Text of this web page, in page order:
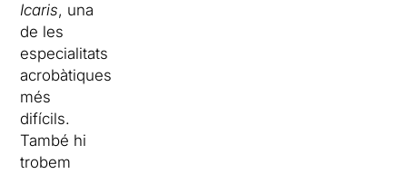
Icaris, una
de les
especialitats
acrobàtiques
més
difícils.
També hi
trobem